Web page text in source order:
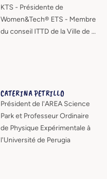
KTS - Présidente de
Women&Tech® ETS - Membre
du conseil ITTD de la Ville de …
CATERINA PETRILLO
Président de l'AREA Science
Park et Professeur Ordinaire
de Physique Expérimentale à
l'Université de Perugia